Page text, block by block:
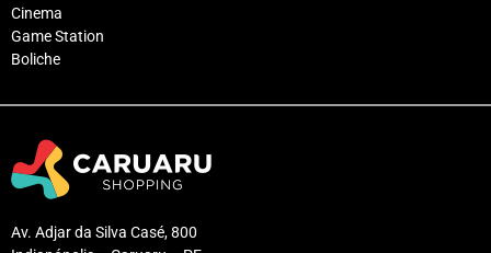
Cinema
Game Station
Boliche
Av. Adjar da Silva Casé, 800